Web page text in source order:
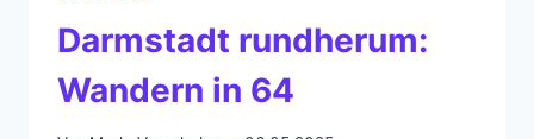
Darmstadt rundherum:
Wandern in 64